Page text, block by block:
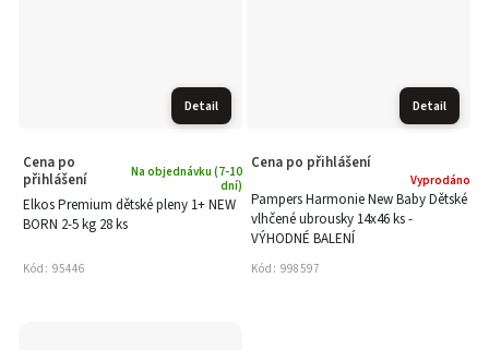
Detail
Elkos Premium dětské pleny 1+ NEW
BORN 2-5 kg 28 ks
Na objednávku (7-10
dní)
Cena po
přihlášení
Kód: 95446
Detail
Pampers Harmonie New Baby Dětské
vlhčené ubrousky 14x46 ks -
VÝHODNÉ BALENÍ
Vyprodáno
Cena po přihlášení
Kód: 998597